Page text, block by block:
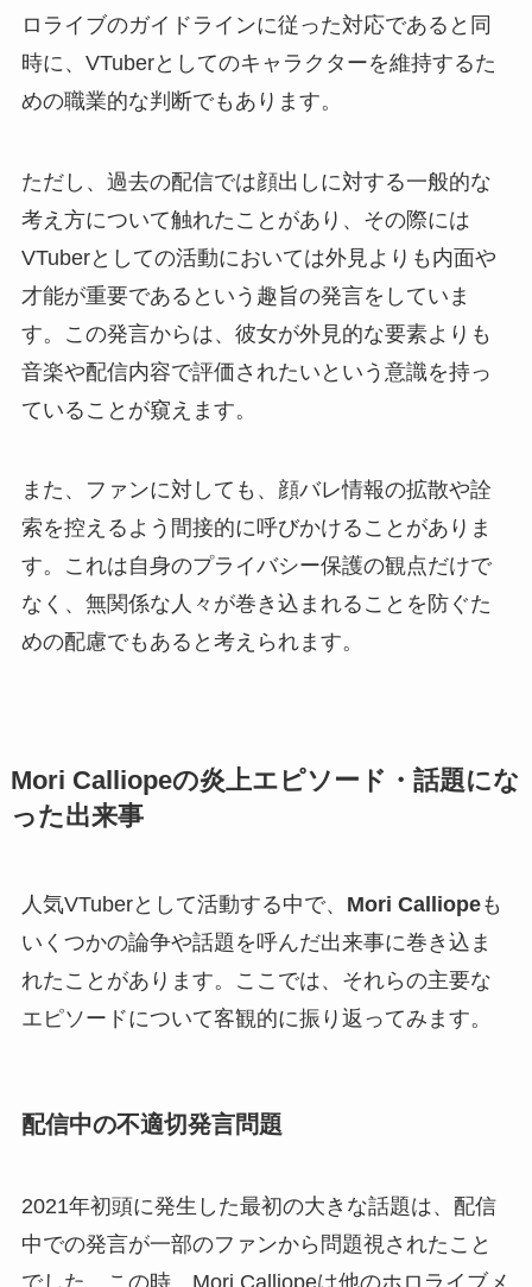
ロライブのガイドラインに従った対応であると同
時に、VTuberとしてのキャラクターを維持するた
めの職業的な判断でもあります。
ただし、過去の配信では顔出しに対する一般的な
考え方について触れたことがあり、その際には
VTuberとしての活動においては外見よりも内面や
才能が重要であるという趣旨の発言をしていま
す。この発言からは、彼女が外見的な要素よりも
音楽や配信内容で評価されたいという意識を持っ
ていることが窺えます。
また、ファンに対しても、顔バレ情報の拡散や詮
索を控えるよう間接的に呼びかけることがありま
す。これは自身のプライバシー保護の観点だけで
なく、無関係な人々が巻き込まれることを防ぐた
めの配慮でもあると考えられます。
Mori Calliopeの炎上エピソード・話題にな
った出来事
人気VTuberとして活動する中で、 Mori Calliopeも
いくつかの論争や話題を呼んだ出来事に巻き込ま
れたことがあります。ここでは、それらの主要な
エピソードについて客観的に振り返ってみます。
配信中の不適切発言問題
2021年初頭に発生した最初の大きな話題は、配信
中での発言が一部のファンから問題視されたこと
でした。この時、Mori Calliopeは他のホロライブメ